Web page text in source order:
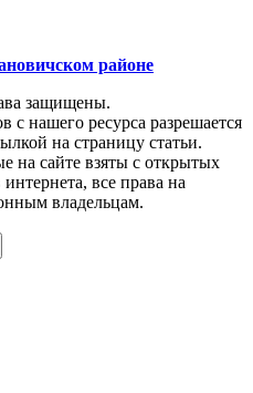
районе
защищены.
с нашего ресурса разрешается
на страницу статьи.
на сайте взяты с открытых
все права на
владельцам.